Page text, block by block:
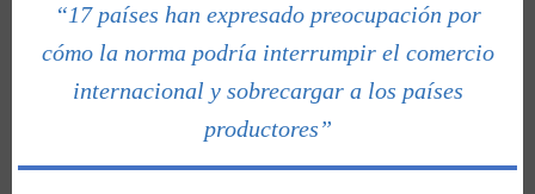
“17 países han expresado preocupación por
cómo la norma podría interrumpir el comercio
internacional y sobrecargar a los países
productores”